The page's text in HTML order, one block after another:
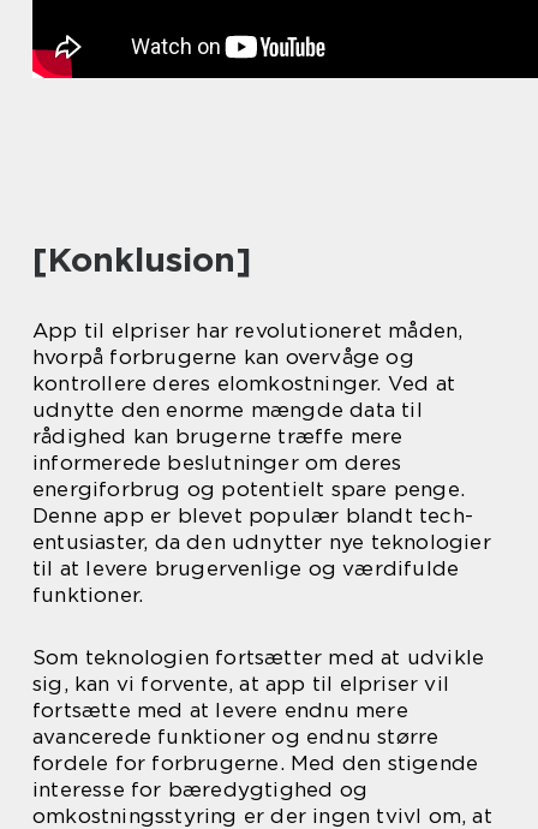
[Konklusion]
App til elpriser har revolutioneret måden,
hvorpå forbrugerne kan overvåge og
kontrollere deres elomkostninger. Ved at
udnytte den enorme mængde data til
rådighed kan brugerne træffe mere
informerede beslutninger om deres
energiforbrug og potentielt spare penge.
Denne app er blevet populær blandt tech-
entusiaster, da den udnytter nye teknologier
til at levere brugervenlige og værdifulde
funktioner.
Som teknologien fortsætter med at udvikle
sig, kan vi forvente, at app til elpriser vil
fortsætte med at levere endnu mere
avancerede funktioner og endnu større
fordele for forbrugerne. Med den stigende
interesse for bæredygtighed og
omkostningsstyring er der ingen tvivl om, at